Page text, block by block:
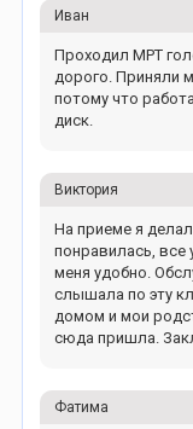
Иван
Проходил МРТ
дорого. Приняли
потому что
диск.
Виктория
На приеме я
понравилась, все
меня удобно.
слышала по эту
домом и мои
сюда пришла.
Фатима